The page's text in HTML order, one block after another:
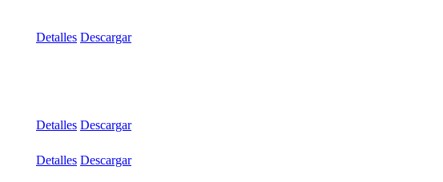
Detalles Descargar
Detalles Descargar
Detalles Descargar